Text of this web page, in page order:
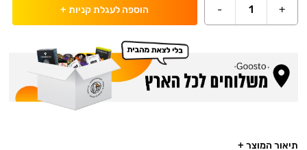
+
1
- הוספה לעגלת קניות +
תיאור המוצר +